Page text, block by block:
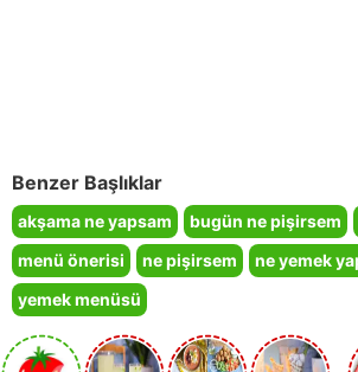
Benzer Başlıklar
akşama ne yapsam bugün ne pişirsem
menü önerisi
ne pişirsem
ne yemek
yemek menüsü